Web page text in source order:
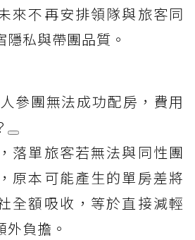
來不再安排領隊與旅客同
隱私與帶團品質。
參團無法成功配房，費用
落單旅客若無法與同性團
原本可能產生的單房差將
全額吸收，等於直接減輕
負擔。